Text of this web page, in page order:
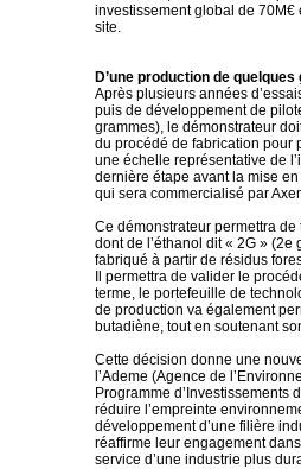
investissement global de 70M€
site.
D’une production de
Après plusieurs années
puis de développement de
grammes), le démonstrateur
du procédé de fabrication pour
une échelle représentative de
dernière étape avant la mise
qui sera commercialisé par
Ce démonstrateur permettra
dont de l’éthanol dit « 2G »
fabriqué à partir de résidus
Il permettra de valider le
terme, le portefeuille de
de production va également
butadiène, tout en soutenant
Cette décision donne une
l’Ademe (Agence de
Programme d’Investissements
réduire l’empreinte
développement d’une filière
réaffirme leur engagement
service d’une industrie plus